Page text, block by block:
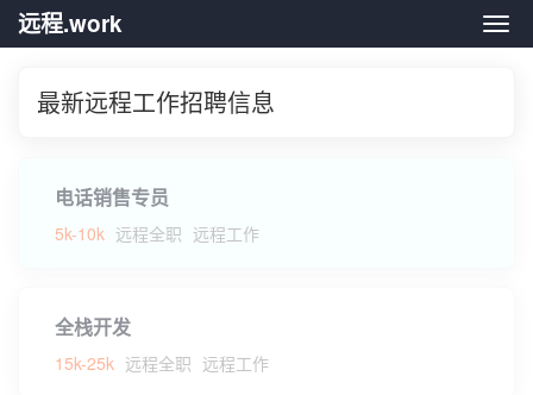
远
远程.work
最新远程工作招聘信息
电话销售专员
5k-10k 远程全职 远程工作
全栈开发
15k-25k 远程全职 远程工作